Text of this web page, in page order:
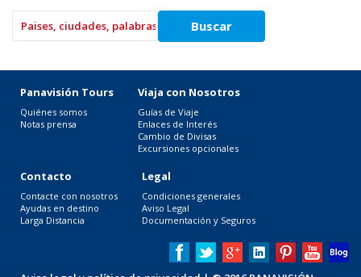
Panavisión Tours
Quiénes somos
Notas prensa
Viaja con Nosotros
Guías de Viaje
Enlaces de Interés
Cambio de Divisas
Excursiones opcionales
Contacto
Contacte con nosotros
Ayudas en destino
Larga Distancia
Legal
Condiciones generales
Aviso Legal
Documentación y Seguros